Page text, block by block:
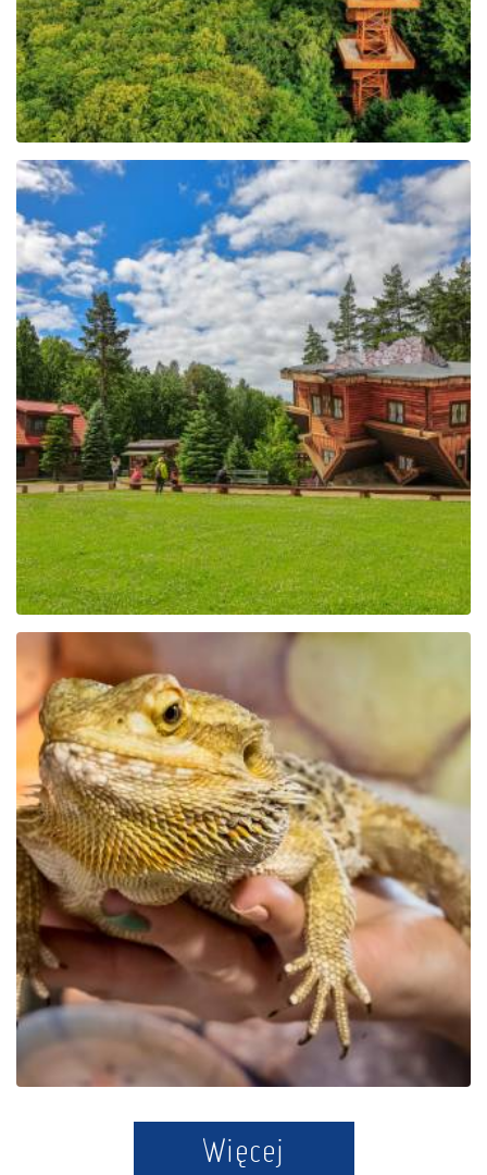
Centrum Edukacji i
Promocji Regionu w
Szymbarku
Park Edukacyjny Zoo –
Egzotyczne Kaszuby w
Tuchlinie
Więcej